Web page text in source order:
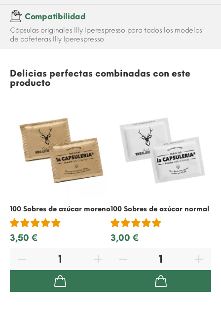
Compatibilidad
Cápsulas originales Illy Iperespresso para todos los modelos
de cafeteras Illy Iperespresso
Delicias perfectas combinadas con este
producto
100 Sobres de azúcar moreno
3,50 €
100 Sobres de azúcar normal
3,00 €